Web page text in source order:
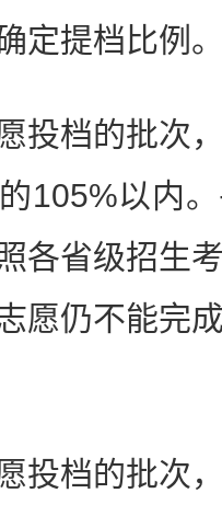
定提档比例
档的批次，
105%以内
各省级招生
愿仍不能完
档的批次，